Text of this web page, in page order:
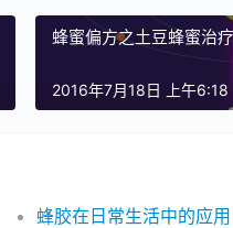
蜂蜜偏方之土豆蜂蜜治
2016年7月18日 上午6:18
蜂胶在日常生活中的应用